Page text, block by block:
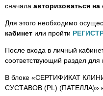
сначала авторизоваться на
Для этого необходимо
кабинет или пройти
После входа в личный
соответствующий раздел для
В блоке «СЕРТИФИКАТ
СУСТАВОВ (PL) (ПАТЕЛЛА)»